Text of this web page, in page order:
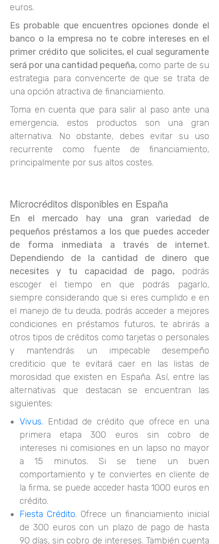
euros.
Es probable que encuentres opciones donde el
banco o la empresa no te cobre intereses en el
primer crédito que solicites, el cual seguramente
será por una cantidad pequeña, como parte de su
estrategia para convencerte de que se trata de
una opción atractiva de financiamiento.
Toma en cuenta que para salir al paso ante una
emergencia, estos productos son una gran
alternativa. No obstante, debes evitar su uso
recurrente como fuente de financiamiento,
principalmente por sus altos costes.
Microcréditos disponibles en España
En el mercado hay una gran variedad de
pequeños préstamos a los que puedes acceder
de forma inmediata a través de internet.
Dependiendo de la cantidad de dinero que
necesites y tu capacidad de pago, podrás
escoger el tiempo en que podrás pagarlo,
siempre considerando que si eres cumplido e en
el manejo de tu deuda, podrás acceder a mejores
condiciones en préstamos futuros, te abrirás a
otros tipos de créditos como tarjetas o personales
y mantendrás un impecable desempeño
crediticio que te evitará caer en las listas de
morosidad que existen en España. Así, entre las
alternativas que destacan se encuentran las
siguientes:
Vivus. Entidad de crédito que ofrece en una
primera etapa 300 euros sin cobro de
intereses ni comisiones en un lapso no mayor
a 15 minutos. Si se tiene un buen
comportamiento y te conviertes en cliente de
la firma, se puede acceder hasta 1000 euros en
crédito.
Fiesta Crédito. Ofrece un financiamiento inicial
de 300 euros con un plazo de pago de hasta
90 días, sin cobro de intereses. También cuenta